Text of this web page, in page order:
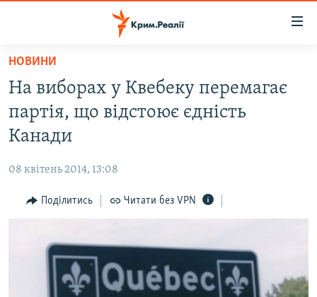
Перейти
основного
матеріалу
Перейти
до
основної
Перейти
ВОДА.КРИМ
ВІДЕО ТА ФОТО
БЛОГИ
ПОГЛЯД
ВСЕ ЗА ДЕНЬ
СПЕЦПРОЕКТИ
НОВИНИ
На виборах у Квебеку перемагає
партія, що відстоює єдність
Канади
08 квітень 2014, 13:08
Поділитись Читати без VPN